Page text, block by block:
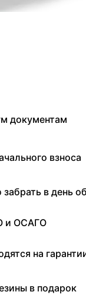
документам
взноса
в день
и ОСАГО
на
в подарок